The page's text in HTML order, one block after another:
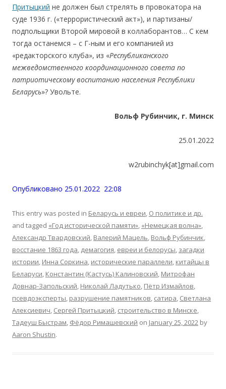
Притыцкий не должен был стрелять в провокатора на
суде 1936 г. («террориcтический акт»), и партизаны/
подпольщики Второй мировой в коллаборантов… С кем
тогда останемся – с Г-ным и его компанией из
«редакторского клуба», из «Республиканского
межведомственного координационного совета по
патриотическому воспитанию населения Республики
Беларусь»? Увольте.
Вольф Рубинчик, г. Минск
25.01.2022
w2rubinchyk[at]gmail.com
Опубликовано 25.01.2022 22:08
This entry was posted in Беларусь и евреи, О политике и др.
and tagged «Год исторической памяти», «Немецкая волна»,
Александр Твардовский, Валерий Мацель, Вольф Рубинчик,
восстание 1863 года, демагогия, евреи и белорусы, загадки
истории, Инна Соркина, исторические параллели, китайцы в
Беларуси, Константин (Кастусь) Калиновский, Митрофан
Довнар-Запольский, Николай Ладутько, Пётр Измайлов,
псевдоэксперты, разрушение памятников, сатира, Светлана
Алексиевич, Сергей Притыцкий, строительство в Минске,
Тадеуш Быстрам, Фёдор Римашевский on January 25, 2022 by
Aaron Shustin.